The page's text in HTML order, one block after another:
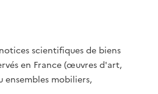
scientifiques de biens
en France (œuvres d'art,
ensembles mobiliers,